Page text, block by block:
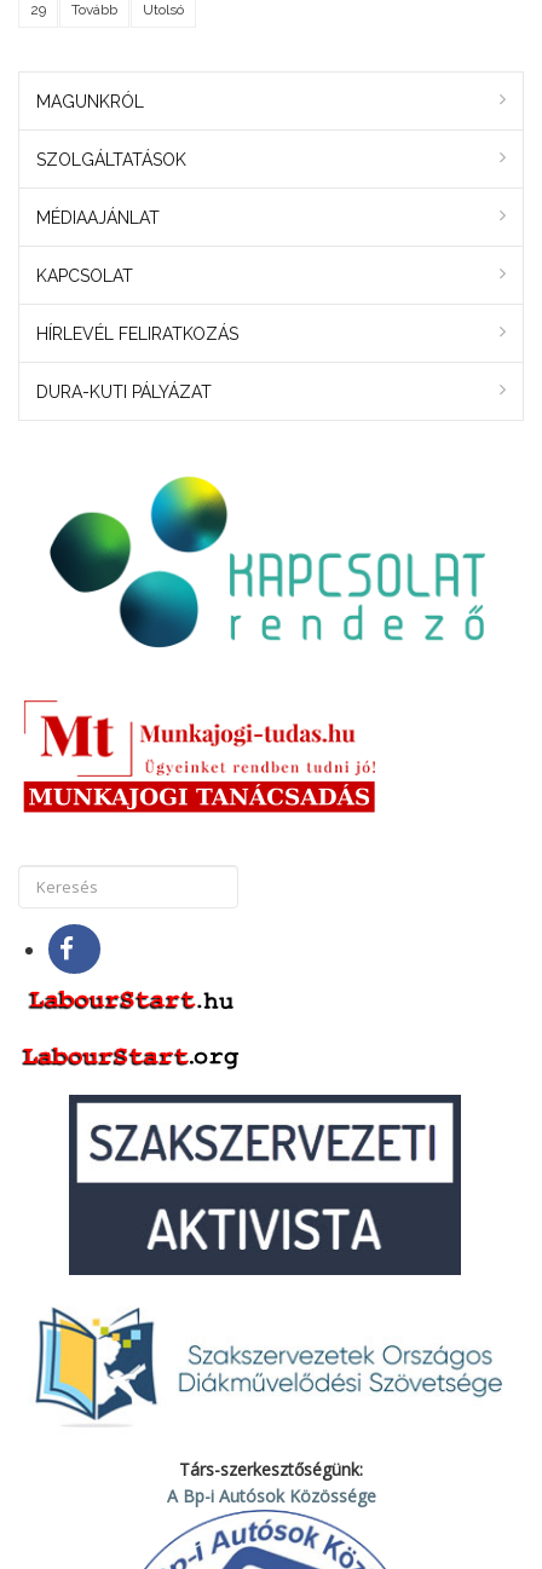
29 Tovább Utolsó
MAGUNKRÓL
SZOLGÁLTATÁSOK
MÉDIAAJÁNLAT
KAPCSOLAT
HÍRLEVÉL FELIRATKOZÁS
DURA-KUTI PÁLYÁZAT
Társ-szerkesztőségünk:
A Bp-i Autósok Közössége